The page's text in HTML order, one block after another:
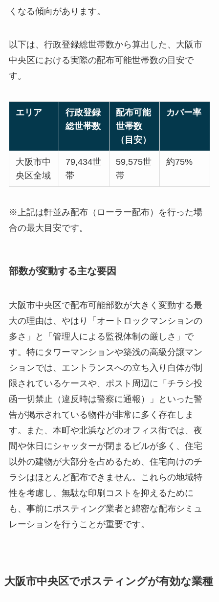
くなる傾向があります。
以下は、行政登録総世帯数から算出した、大阪市
中央区における実際の配布可能世帯数の目安で
す。
エリア
行政登録
総世帯数
配布可能
世帯数
（目安）
カバー率
大阪市中
央区全域
79,434世
帯
59,575世
帯
約75%
※上記は軒並み配布（ローラー配布）を行った場
合の最大目安です。
部数が変動する主な要因
大阪市中央区で配布可能部数が大きく変動する最
大の理由は、やはり「オートロックマンションの
多さ」と「管理人による監視体制の厳しさ」で
す。特にタワーマンションや築浅の高級分譲マン
ションでは、エントランスへの立ち入り自体が制
限されているケースや、ポスト周辺に「チラシ投
函一切禁止（違反時は警察に通報）」といった警
告が掲示されている物件が非常に多く存在しま
す。また、本町や北浜などのオフィス街では、夜
間や休日にシャッターが閉まるビルが多く、住宅
以外の建物が大部分を占めるため、住宅向けのチ
ラシはほとんど配布できません。これらの地域特
性を考慮し、無駄な印刷コストを抑えるために
も、事前にポスティング業者と綿密な配布シミュ
レーションを行うことが重要です。
大阪市中央区でポスティングが有効な業種